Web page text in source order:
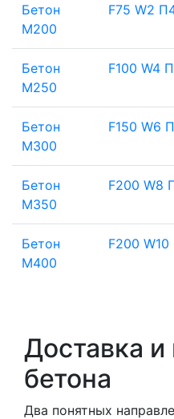
Бетон
М200
F75 W2
Бетон
М250
F100 W4
Бетон
М300
F150 W6
Бетон
М350
F200 W8
Бетон
М400
F200
Доставка и
бетона
Два понятных